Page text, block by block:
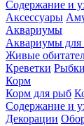
Содержание и
Аксессуары
Аквариумы
Аквариумы для
Живые
Креветки Рыбки
Корм
Корм для рыб
Содержание и
Декорации